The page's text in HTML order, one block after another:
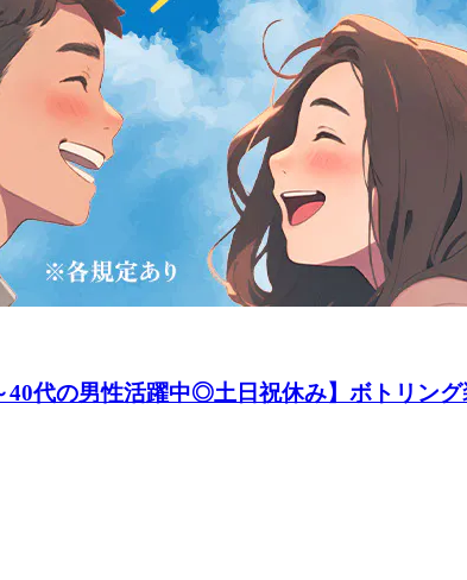
40代の男性活躍中◎土日祝休み】ボトリン